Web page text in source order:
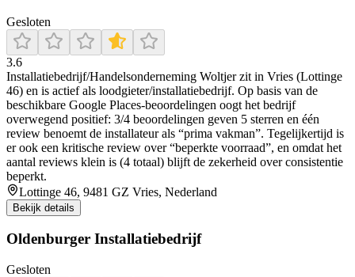
Gesloten
3.6
Installatiebedrijf/Handelsonderneming Woltjer zit in Vries (Lottinge
46) en is actief als loodgieter/installatiebedrijf. Op basis van de
beschikbare Google Places-beoordelingen oogt het bedrijf
overwegend positief: 3/4 beoordelingen geven 5 sterren en één
review benoemt de installateur als “prima vakman”. Tegelijkertijd is
er ook een kritische review over “beperkte voorraad”, en omdat het
aantal reviews klein is (4 totaal) blijft de zekerheid over consistentie
beperkt.
Lottinge 46, 9481 GZ Vries, Nederland
Bekijk details
Oldenburger Installatiebedrijf
Gesloten